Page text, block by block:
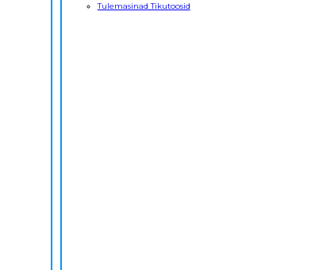
Tulemasinad Tikutoosid